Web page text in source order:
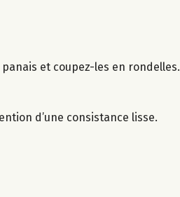
et coupez-les en rondelles.
d’une consistance lisse.